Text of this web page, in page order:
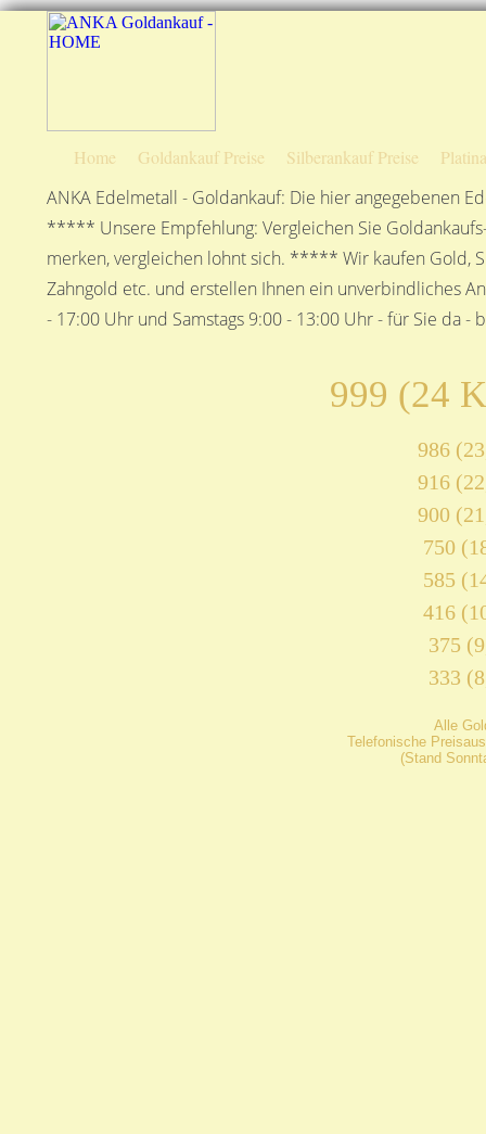
Home Goldankauf Preise Silberankauf Preise
ANKA Edelmetall - Goldankauf: Die hier angegebenen
***** Unsere Empfehlung: Vergleichen Sie
merken, vergleichen lohnt sich. ***** Wir kaufen Gold,
Zahngold etc. und erstellen Ihnen ein unverbindliches
- 17:00 Uhr und Samstags 9:00 - 13:00 Uhr - für Sie
999 (24
986
916
900
750
585
416
375
333
Alle
Telefonische
(Stand